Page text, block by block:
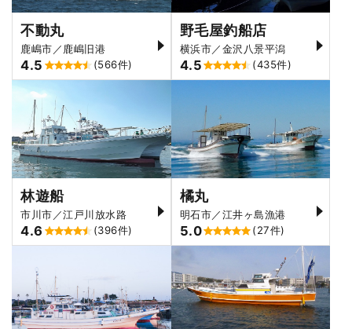
不動丸
鹿嶋市／鹿嶋旧港
4.5 (566件)
野毛屋釣船店
横浜市／金沢八景平潟
4.5 (435件)
林遊船
市川市／江戸川放水路
4.6 (396件)
橘丸
明石市／江井ヶ島漁港
5.0 (27件)